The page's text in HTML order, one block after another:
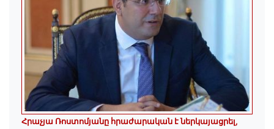
Հրաչյա Ռոստոմյանը հրաժարական է ներկայացրել,